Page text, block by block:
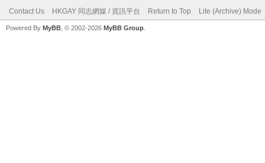
Contact Us HKGAY 同志網媒 / 資訊平台 Return to Top Lite (Archive) Mode
Powered By MyBB , © 2002-2026 MyBB Group